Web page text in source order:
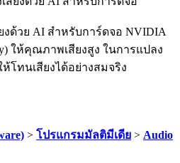
งด้วย AI สำหรับการ์ดจอ NVIDIA
ให้คุณภาพเสียงสูง ในการแปลง
โทนเสียงได้อย่างสมจริง
> โปรแกรมมัลติมีเดีย > Audio